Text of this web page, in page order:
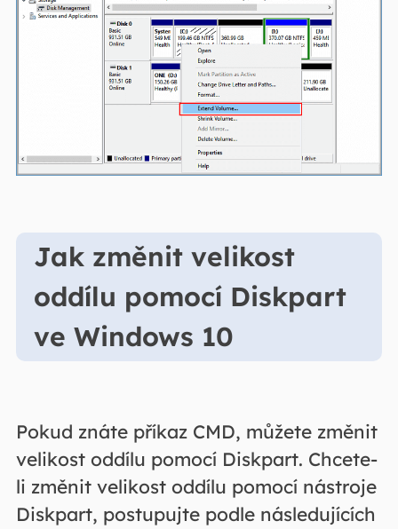
Jak změnit velikost
oddílu pomocí Diskpart
ve Windows 10
Pokud znáte příkaz CMD, můžete změnit
velikost oddílu pomocí Diskpart. Chcete-
li změnit velikost oddílu pomocí nástroje
Diskpart, postupujte podle následujících